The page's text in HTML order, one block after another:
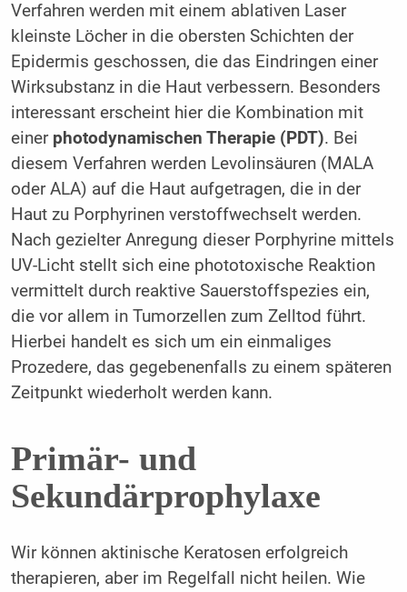
Verfahren werden mit einem ablativen Laser
kleinste Löcher in die obersten Schichten der
Epidermis geschossen, die das Eindringen einer
Wirksubstanz in die Haut verbessern. Besonders
interessant erscheint hier die Kombination mit
einer photodynamischen Therapie (PDT). Bei
diesem Verfahren werden Levolinsäuren (MALA
oder ALA) auf die Haut aufgetragen, die in der
Haut zu Porphyrinen verstoffwechselt werden.
Nach gezielter Anregung dieser Porphyrine mittels
UV-Licht stellt sich eine phototoxische Reaktion
vermittelt durch reaktive Sauerstoffspezies ein,
die vor allem in Tumorzellen zum Zelltod führt.
Hierbei handelt es sich um ein einmaliges
Prozedere, das gegebenenfalls zu einem späteren
Zeitpunkt wiederholt werden kann.
Primär- und
Sekundärprophylaxe
Wir können aktinische Keratosen erfolgreich
therapieren, aber im Regelfall nicht heilen. Wie